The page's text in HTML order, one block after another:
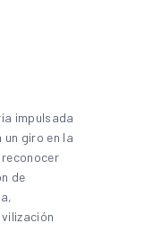
impulsada
giro en la
de